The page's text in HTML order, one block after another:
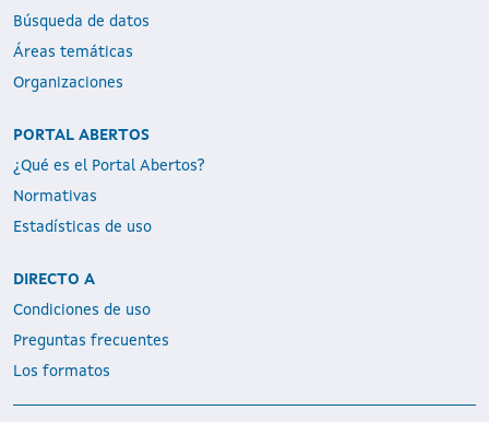
Búsqueda de datos
Áreas temáticas
Organizaciones
PORTAL ABERTOS
¿Qué es el Portal Abertos?
Normativas
Estadísticas de uso
DIRECTO A
Condiciones de uso
Preguntas frecuentes
Los formatos